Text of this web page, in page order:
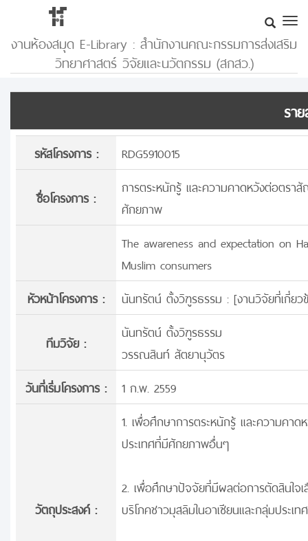
งานห้องสมุด E-Library : สำนักงานคณะกรรมการส่งเสริม
วิทยาศาสตร์ วิจัยและนวัตกรรม (สกสว.)
รา
รหัสโครงการ : RDG5910015
ชื่อโครงการ :
การตระหนักรู้ และความคาดหวังต่อตรา
ศักยภาพ
The awareness and expectation on
Muslim consumers
หัวหน้าโครงการ :
นันทรัตน์ ตั้งวิฑูรธรรม : [งานวิจัยที่เกี่ย
ทีมวิจัย :
นันทรัตน์ ตั้งวิฑูรธรรม
วรรณสินท์ สัตยานุวัตร
วันที่เริ่มโครงการ :
1 ก.พ. 2559
วัตถุประสงค์ :
1. เพื่อศึกษาการตระหนักรู้ และความคา
ประเทศที่มีศักยภาพอื่นๆ
2. เพื่อศึกษาปัจจัยที่มีผลต่อการตัดสินใจ
บริโภคชาวมุสลิมในอาเซียนและกลุ่มประ